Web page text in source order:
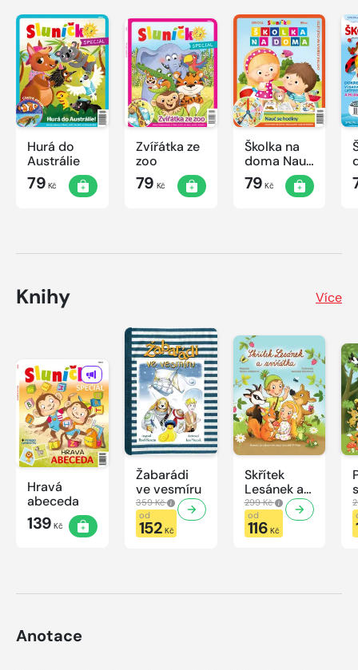
Hurá do
Austrálie
79 Kč
Zvířátka ze
zoo
79 Kč
Školka na
doma Nauč
se hodiny
79 Kč
Knihy Více
Hravá
abeceda
139 Kč
Žabarádi
ve vesmíru
359 Kč
od
152 Kč
Skřítek
Lesánek a
zvířátka
299 Kč
od
116 Kč
Anotace